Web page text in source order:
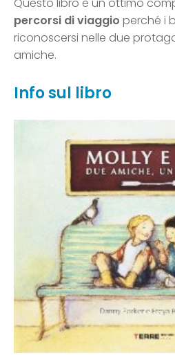
percorsi di viaggio perché i
riconoscersi nelle due
amiche.
Info sul libro